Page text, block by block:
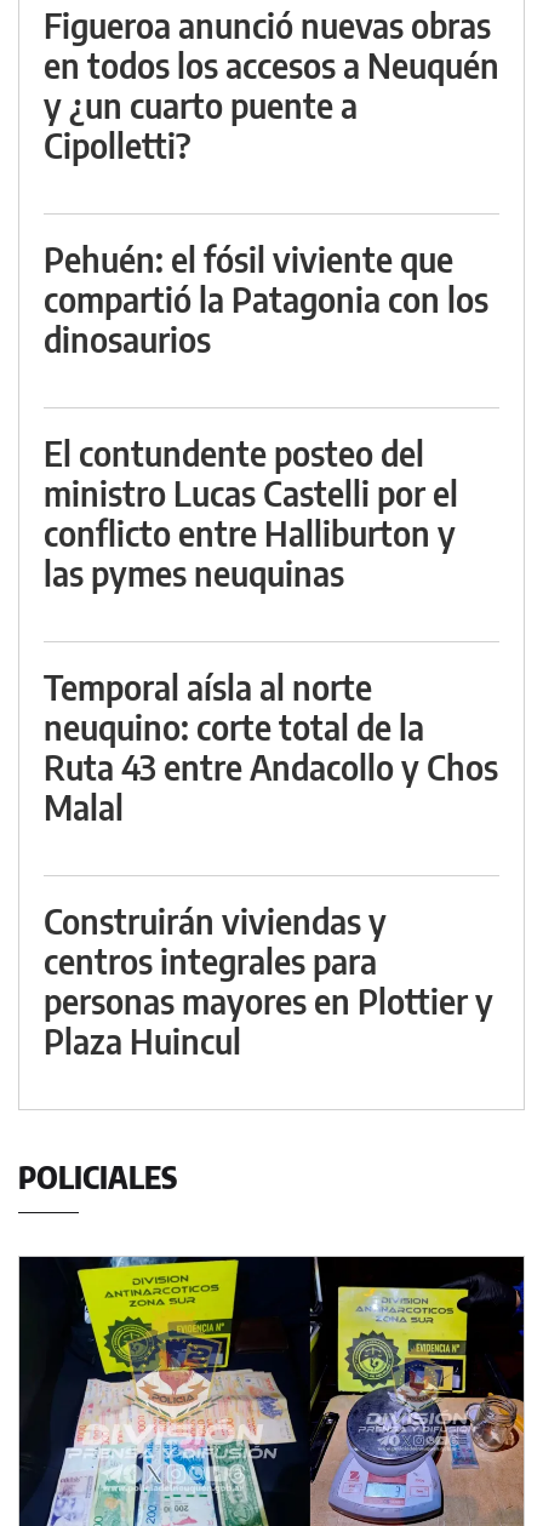
Figueroa anunció nuevas obras
en todos los accesos a Neuquén
y ¿un cuarto puente a
Cipolletti?
Pehuén: el fósil viviente que
compartió la Patagonia con los
dinosaurios
El contundente posteo del
ministro Lucas Castelli por el
conflicto entre Halliburton y
las pymes neuquinas
Temporal aísla al norte
neuquino: corte total de la
Ruta 43 entre Andacollo y Chos
Malal
Construirán viviendas y
centros integrales para
personas mayores en Plottier y
Plaza Huincul
POLICIALES